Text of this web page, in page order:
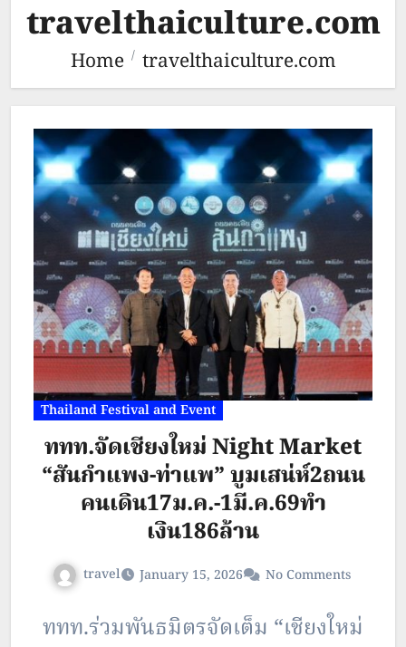
travelthaiculture.com
Home travelthaiculture.com
Thailand Festival and Event
ททท.จัดเชียงใหม่ Night Market
“สันกำแพง-ท่าแพ” บูมเสน่ห์2ถนน
คนเดิน17ม.ค.-1มี.ค.69ทำ
เงิน186ล้าน
travel January 15, 2026 No Comments
ททท.ร่วมพันธมิตรจัดเต็ม “เชียงใหม่